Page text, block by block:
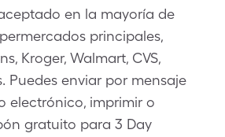
en la mayoría de
principales,
Kroger, Walmart, CVS,
Puedes enviar por mensaje
electrónico, imprimir o
gratuito para 3 Day